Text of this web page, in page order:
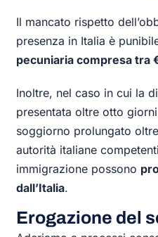
Il mancato rispetto
presenza in Italia è
pecuniaria compresa tra
Inoltre, nel caso in cui la
presentata oltre otto
soggiorno prolungato
autorità italiane
immigrazione possono
dall’Italia.
Erogazione del